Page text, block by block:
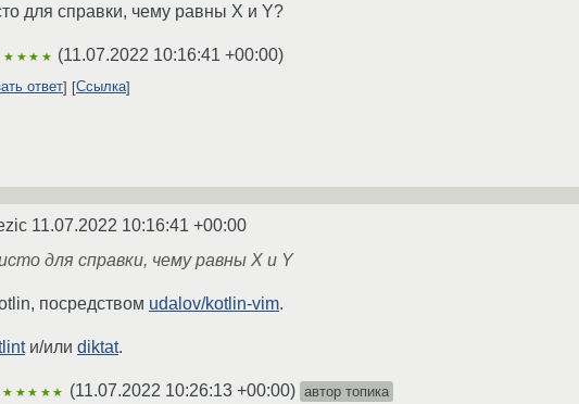
для справки, чему равны X и Y?
★★★★ (11.07.2022 10:16:41 +00:00)
ответ Ссылка
11.07.2022 10:16:41 +00:00
для справки, чему равны X и Y
посредством udalov/kotlin-vim.
и/или diktat.
★★★★★ (11.07.2022 10:26:13 +00:00) автор топика